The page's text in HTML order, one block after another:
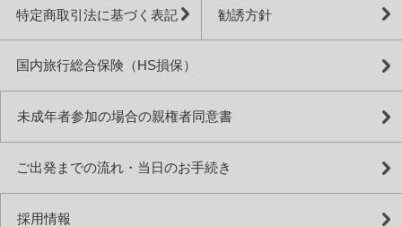
特定商取引法に基づく表記 勧誘方針
国内旅行総合保険（HS損保）
未成年者参加の場合の親権者同意書
ご出発までの流れ・当日のお手続き
採用情報